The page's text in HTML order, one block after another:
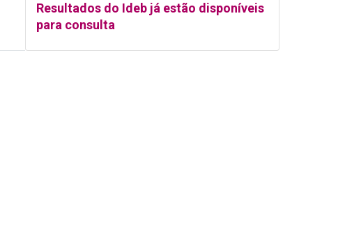
Resultados do Ideb já estão disponíveis
para consulta